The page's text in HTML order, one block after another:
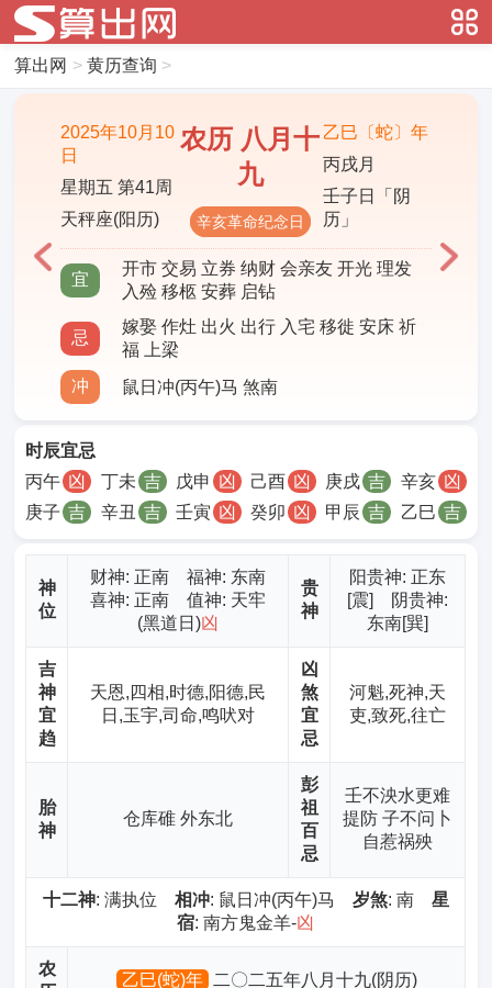
算出网 > 黄历查询 >
2025年10月10
日
星期五 第41周
天秤座(阳历)
农历 八月十
九
辛亥革命纪念日
乙巳〔蛇〕年
丙戌月
壬子日「阴
历」
宜
开市 交易 立券 纳财 会亲友 开光 理发
入殓 移柩 安葬 启钻
忌
嫁娶 作灶 出火 出行 入宅 移徙 安床 祈
福 上梁
冲
鼠日冲(丙午)马 煞南
时辰宜忌
庚子 吉 辛丑 吉 壬寅 凶 癸卯 凶 甲辰 吉 乙巳 吉
丙午 凶 丁未 吉 戊申 凶 己酉 凶 庚戌 吉 辛亥 凶
神
位
财神: 正南 福神: 东南
喜神: 正南 值神: 天牢
(黑道日)凶
贵
神
阳贵神: 正东
[震] 阴贵神:
东南[巽]
吉
神
宜
趋
天恩,四相,时德,阳德,民
日,玉宇,司命,鸣吠对
凶
煞
宜
忌
河魁,死神,天
吏,致死,往亡
胎
神
仓库碓 外东北
彭
祖
百
忌
壬不泱水更难
提防 子不问卜
自惹祸殃
十二神: 满执位 相冲: 鼠日冲(丙午)马 岁煞: 南 星
宿: 南方鬼金羊-凶
农
乙巳(蛇)年 二〇二五年八月十九(阴历)